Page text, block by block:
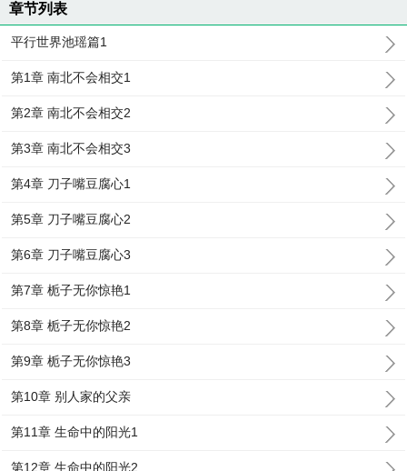
章节列表
平行世界池瑶篇1
第1章 南北不会相交1
第2章 南北不会相交2
第3章 南北不会相交3
第4章 刀子嘴豆腐心1
第5章 刀子嘴豆腐心2
第6章 刀子嘴豆腐心3
第7章 栀子无你惊艳1
第8章 栀子无你惊艳2
第9章 栀子无你惊艳3
第10章 别人家的父亲
第11章 生命中的阳光1
第12章 生命中的阳光2